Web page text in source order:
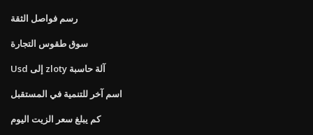
رسم فواصل الثقة
سوق طقوس التجارة
Usd إلى zloty آلة حاسبة
اسم آخر للتنمية في المستقبل
كم يبلغ سعر الزيت اليوم